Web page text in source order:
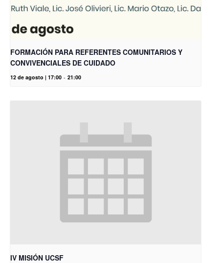
FORMACIÓN PARA REFERENTES COMUNITARIOS Y
CONVIVENCIALES DE CUIDADO
12 de agosto | 17:00 - 21:00
IV MISIÓN UCSF